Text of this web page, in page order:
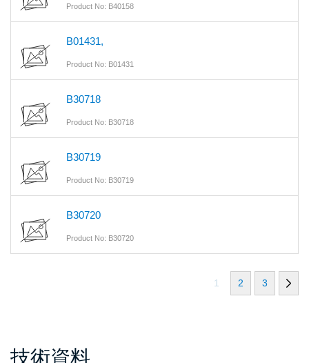
Product No: B40158
B01431,
Product No: B01431
B30718
Product No: B30718
B30719
Product No: B30719
B30720
Product No: B30720
1 2 3
技術資料